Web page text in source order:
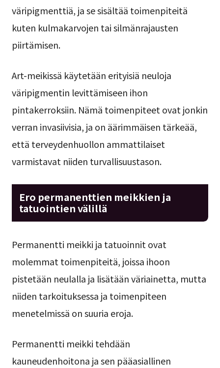
väripigmenttiä, ja se sisältää toimenpiteitä
kuten kulmakarvojen tai silmänrajausten
piirtämisen.
Art-meikissä käytetään erityisiä neuloja
väripigmentin levittämiseen ihon
pintakerroksiin. Nämä toimenpiteet ovat jonkin
verran invasiivisia, ja on äärimmäisen tärkeää,
että terveydenhuollon ammattilaiset
varmistavat niiden turvallisuustason.
Ero permanenttien meikkien ja
tatuointien välillä
Permanentti meikki ja tatuoinnit ovat
molemmat toimenpiteitä, joissa ihoon
pistetään neulalla ja lisätään väriainetta, mutta
niiden tarkoituksessa ja toimenpiteen
menetelmissä on suuria eroja.
Permanentti meikki tehdään
kauneudenhoitona ja sen pääasiallinen